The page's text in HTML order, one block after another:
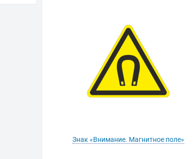
Знак «Внимание. Магнитное поле»